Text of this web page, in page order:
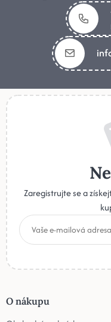
Zaregistrujte se a
O nákupu